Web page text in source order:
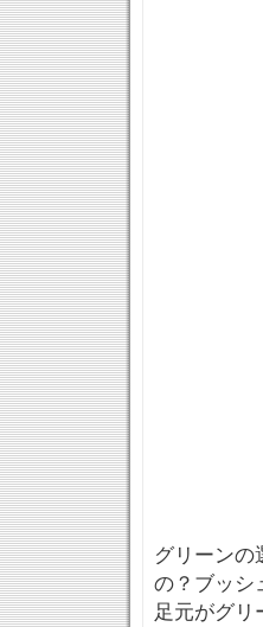
グリーンの
の？ブッシ
足元がグリ